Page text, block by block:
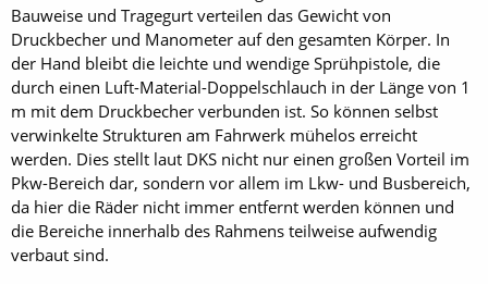
Bauweise und Tragegurt verteilen das Gewicht von
Druckbecher und Manometer auf den gesamten Körper. In
der Hand bleibt die leichte und wendige Sprühpistole, die
durch einen Luft-Material-Doppelschlauch in der Länge von 1
m mit dem Druckbecher verbunden ist. So können selbst
verwinkelte Strukturen am Fahrwerk mühelos erreicht
werden. Dies stellt laut DKS nicht nur einen großen Vorteil im
Pkw-Bereich dar, sondern vor allem im Lkw- und Busbereich,
da hier die Räder nicht immer entfernt werden können und
die Bereiche innerhalb des Rahmens teilweise aufwendig
verbaut sind.